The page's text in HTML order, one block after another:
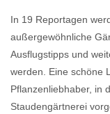
In 19 Reportagen
außergewöhnliche
Ausflugstipps und
werden. Eine schöne
Pflanzenliebhaber, in
Staudengärtnerei